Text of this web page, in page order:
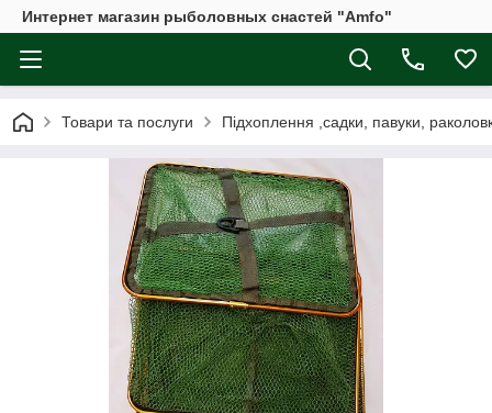
Интернет магазин рыболовных снастей "Amfo"
Товари та послуги Підхоплення ,садки, павуки,